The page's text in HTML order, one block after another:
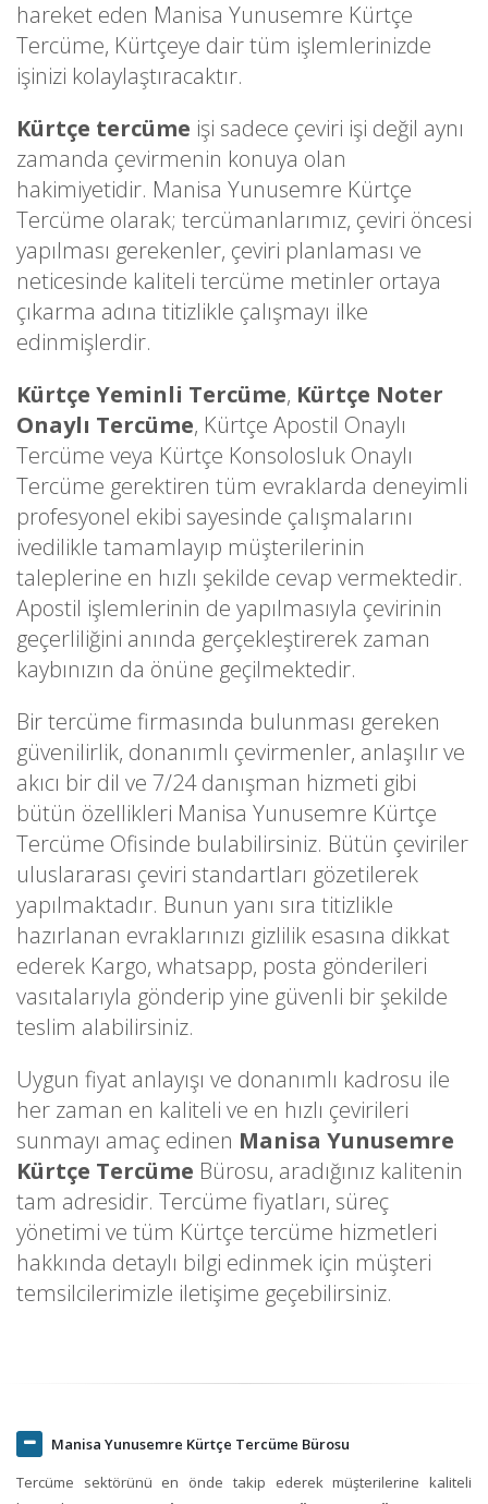
hareket eden Manisa Yunusemre Kürtçe
Tercüme, Kürtçeye dair tüm işlemlerinizde
işinizi kolaylaştıracaktır.
Kürtçe tercüme işi sadece çeviri işi değil aynı
zamanda çevirmenin konuya olan
hakimiyetidir. Manisa Yunusemre Kürtçe
Tercüme olarak; tercümanlarımız, çeviri öncesi
yapılması gerekenler, çeviri planlaması ve
neticesinde kaliteli tercüme metinler ortaya
çıkarma adına titizlikle çalışmayı ilke
edinmişlerdir.
Kürtçe Yeminli Tercüme, Kürtçe Noter
Onaylı Tercüme, Kürtçe Apostil Onaylı
Tercüme veya Kürtçe Konsolosluk Onaylı
Tercüme gerektiren tüm evraklarda deneyimli
profesyonel ekibi sayesinde çalışmalarını
ivedilikle tamamlayıp müşterilerinin
taleplerine en hızlı şekilde cevap vermektedir.
Apostil işlemlerinin de yapılmasıyla çevirinin
geçerliliğini anında gerçekleştirerek zaman
kaybınızın da önüne geçilmektedir.
Bir tercüme firmasında bulunması gereken
güvenilirlik, donanımlı çevirmenler, anlaşılır ve
akıcı bir dil ve 7/24 danışman hizmeti gibi
bütün özellikleri Manisa Yunusemre Kürtçe
Tercüme Ofisinde bulabilirsiniz. Bütün çeviriler
uluslararası çeviri standartları gözetilerek
yapılmaktadır. Bunun yanı sıra titizlikle
hazırlanan evraklarınızı gizlilik esasına dikkat
ederek Kargo, whatsapp, posta gönderileri
vasıtalarıyla gönderip yine güvenli bir şekilde
teslim alabilirsiniz.
Uygun fiyat anlayışı ve donanımlı kadrosu ile
her zaman en kaliteli ve en hızlı çevirileri
sunmayı amaç edinen Manisa Yunusemre
Kürtçe Tercüme Bürosu, aradığınız kalitenin
tam adresidir. Tercüme fiyatları, süreç
yönetimi ve tüm Kürtçe tercüme hizmetleri
hakkında detaylı bilgi edinmek için müşteri
temsilcilerimizle iletişime geçebilirsiniz.
Manisa Yunusemre Kürtçe Tercüme Bürosu
Tercüme sektörünü en önde takip ederek müşterilerine kaliteli